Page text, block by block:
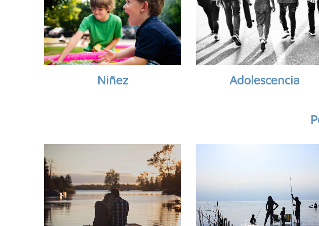
Niñez Adolescencia